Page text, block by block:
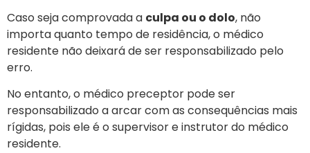
Caso seja comprovada a culpa ou o dolo, não
importa quanto tempo de residência, o médico
residente não deixará de ser responsabilizado pelo
erro.
No entanto, o médico preceptor pode ser
responsabilizado a arcar com as consequências mais
rígidas, pois ele é o supervisor e instrutor do médico
residente.